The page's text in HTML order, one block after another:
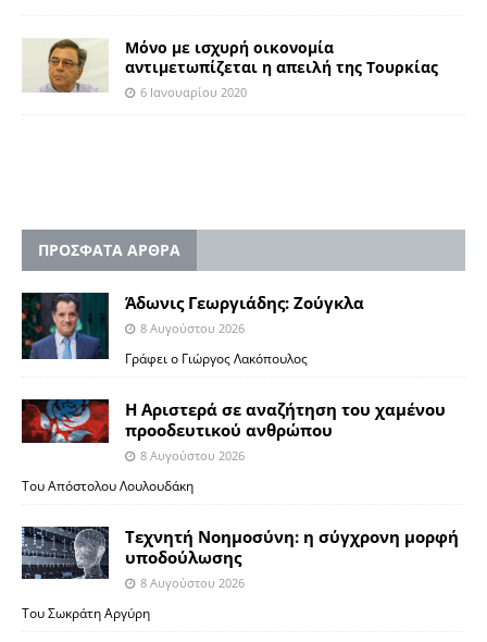
Μόνο με ισχυρή οικονομία
αντιμετωπίζεται η απειλή της Τουρκίας
6 Ιανουαρίου 2020
ΠΡΟΣΦΑΤΑ ΑΡΘΡΑ
Άδωνις Γεωργιάδης: Ζούγκλα
8 Αυγούστου 2026
Γράφει ο Γιώργος Λακόπουλος
Η Αριστερά σε αναζήτηση του χαμένου
προοδευτικού ανθρώπου
8 Αυγούστου 2026
Του Απόστολου Λουλουδάκη
Τεχνητή Νοημοσύνη: η σύγχρονη μορφή
υποδούλωσης
8 Αυγούστου 2026
Του Σωκράτη Αργύρη